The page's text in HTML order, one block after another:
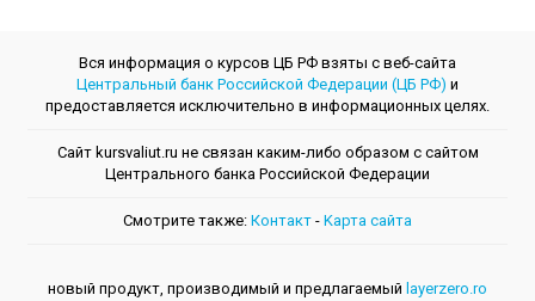
Вся информация о курсов ЦБ РФ взяты с веб-сайта
Центральный банк Российской Федерации (ЦБ РФ) и
предоставляется исключительно в информационных целях.
Сайт kursvaliut.ru не связан каким-либо образом с сайтом
Центрального банкa Российской Федерации
Смотрите также: Контакт - Kарта сайта
новый продукт, производимый и предлагаемый layerzero.ro